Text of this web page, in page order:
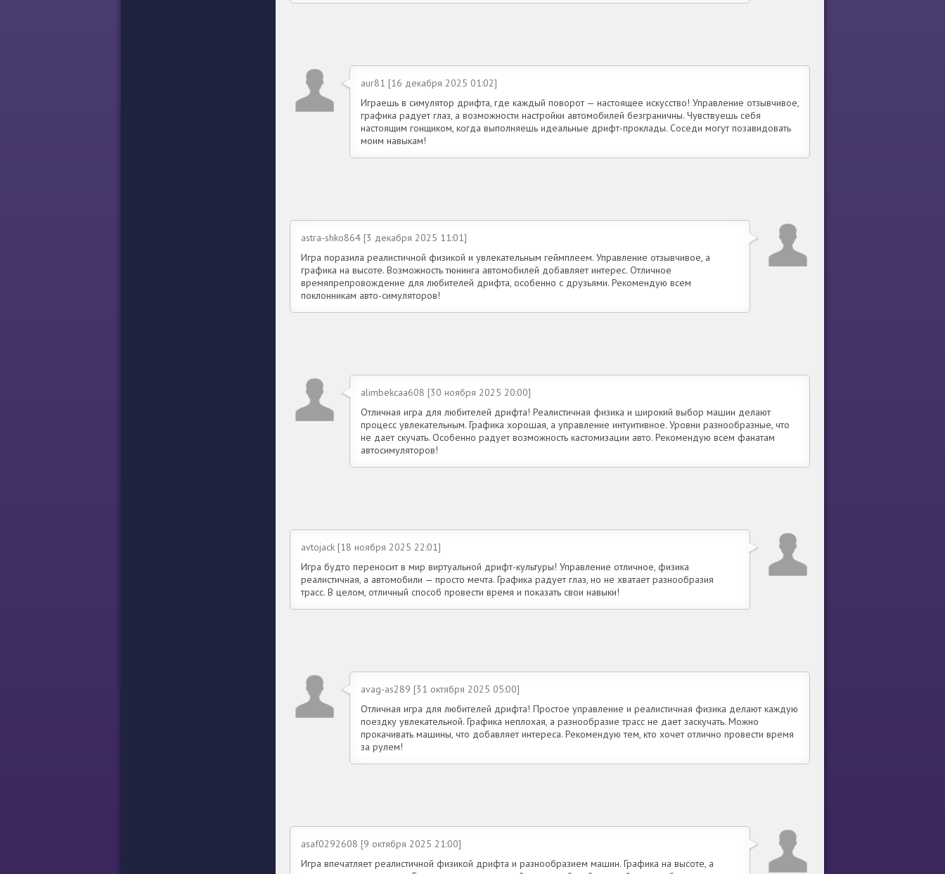
aur81 [16 декабря 2025 01:02]
Играешь в симулятор дрифта, где каждый поворот — настоящее искусство! Управление отзывчивое,
графика радует глаз, а возможности настройки автомобилей безграничны. Чувствуешь себя
настоящим гонщиком, когда выполняешь идеальные дрифт-проклады. Соседи могут позавидовать
моим навыкам!
astra-shko864 [3 декабря 2025 11:01]
Игра поразила реалистичной физикой и увлекательным геймплеем. Управление отзывчивое, а
графика на высоте. Возможность тюнинга автомобилей добавляет интерес. Отличное
времяпрепровождение для любителей дрифта, особенно с друзьями. Рекомендую всем
поклонникам авто-симуляторов!
alimbekcaa608 [30 ноября 2025 20:00]
Отличная игра для любителей дрифта! Реалистичная физика и широкий выбор машин делают
процесс увлекательным. Графика хорошая, а управление интуитивное. Уровни разнообразные, что
не дает скучать. Особенно радует возможность кастомизации авто. Рекомендую всем фанатам
автосимуляторов!
avtojack [18 ноября 2025 22:01]
Игра будто переносит в мир виртуальной дрифт-культуры! Управление отличное, физика
реалистичная, а автомобили — просто мечта. Графика радует глаз, но не хватает разнообразия
трасс. В целом, отличный способ провести время и показать свои навыки!
avag-as289 [31 октября 2025 05:00]
Отличная игра для любителей дрифта! Простое управление и реалистичная физика делают каждую
поездку увлекательной. Графика неплохая, а разнообразие трасс не дает заскучать. Можно
прокачивать машины, что добавляет интереса. Рекомендую тем, кто хочет отлично провести время
за рулем!
asaf0292608 [9 октября 2025 21:00]
Игра впечатляет реалистичной физикой дрифта и разнообразием машин. Графика на высоте, а